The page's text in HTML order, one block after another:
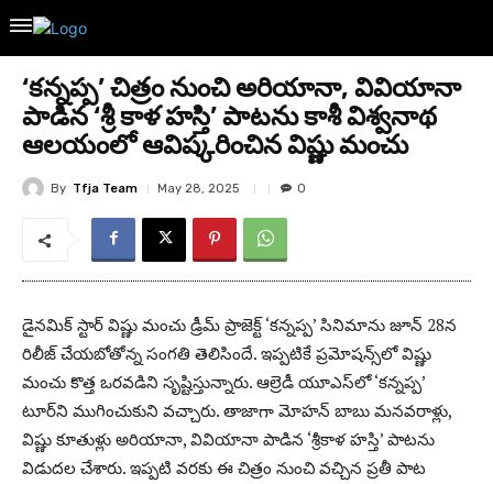
‘కన్నప్ప’ చిత్రం నుంచి అరియానా, వివియానా
పాడిన ‘శ్రీ కాళ హస్తి’ పాటను కాశీ విశ్వనాథ
ఆలయంలో ఆవిష్కరించిన విష్ణు మంచు
By Tfja Team May 28, 2025 0
డైనమిక్ స్టార్ విష్ణు మంచు డ్రీమ్ ప్రాజెక్ట్ ‘కన్నప్ప’ సినిమాను జూన్ 28న
రిలీజ్ చేయబోతోన్న సంగతి తెలిసిందే. ఇప్పటికే ప్రమోషన్స్‌లో విష్ణు
మంచు కొత్త ఒరవడిని సృష్టిస్తున్నారు. ఆల్రెడీ యూఎస్‌లో ‘కన్నప్ప’
టూర్‌ని ముగించుకుని వచ్చారు. తాజాగా మోహన్ బాబు మనవరాళ్లు,
విష్ణు కూతుళ్లు అరియానా, వివియానా పాడిన ‘శ్రీకాళ హస్తి’ పాటను
విడుదల చేశారు. ఇప్పటి వరకు ఈ చిత్రం నుంచి వచ్చిన ప్రతీ పాట